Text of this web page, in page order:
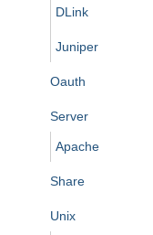
DLink
Juniper
Oauth
Server
Apache
Share
Unix